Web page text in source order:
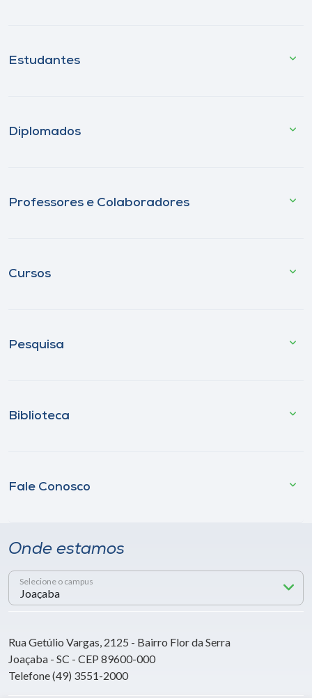
Estudantes
Diplomados
Professores e Colaboradores
Cursos
Pesquisa
Biblioteca
Fale Conosco
Onde estamos
Selecione o campus
Rua Getúlio Vargas, 2125 - Bairro Flor da Serra
Joaçaba - SC - CEP 89600-000
Telefone (49) 3551-2000